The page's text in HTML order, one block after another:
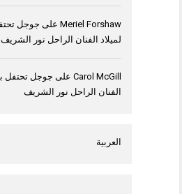
Meriel Forshaw على
لميلاد الفنان الراحل نور الشريف
Carol McGill على
الفنان الراحل نور الشريف
العربية